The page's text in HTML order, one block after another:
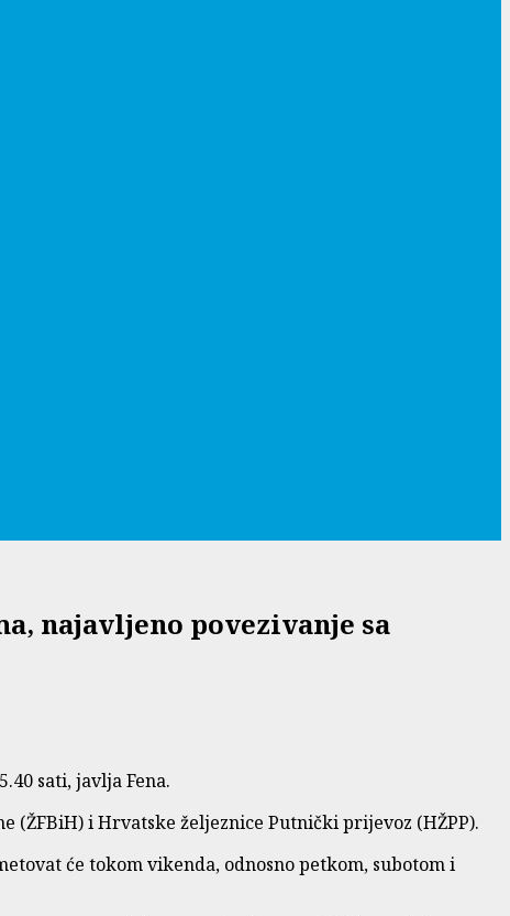
najavljeno povezivanje sa
sati, javlja Fena.
(ŽFBiH) i Hrvatske željeznice Putnički prijevoz (HŽPP).
će tokom vikenda, odnosno petkom, subotom i